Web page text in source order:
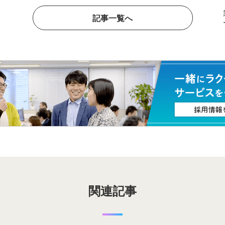
記事一覧へ
関連記事